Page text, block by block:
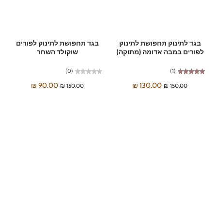
בגד לתינוק תחפושת לתינוק
לפורים במבה אדומה (מתוקה)
(1)
150.00 ₪
130.00 ₪
בגד תחפושת לתינוק לפורים
שוקולד השחר
(0)
150.00 ₪
90.00 ₪